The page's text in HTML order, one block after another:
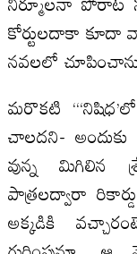
కోర్టులదాకా కూదా
నవలలో
మరొకటి
చాలదని-
వున్న మిగిలిన
పాత్రలద్వారా
అక్కడికి